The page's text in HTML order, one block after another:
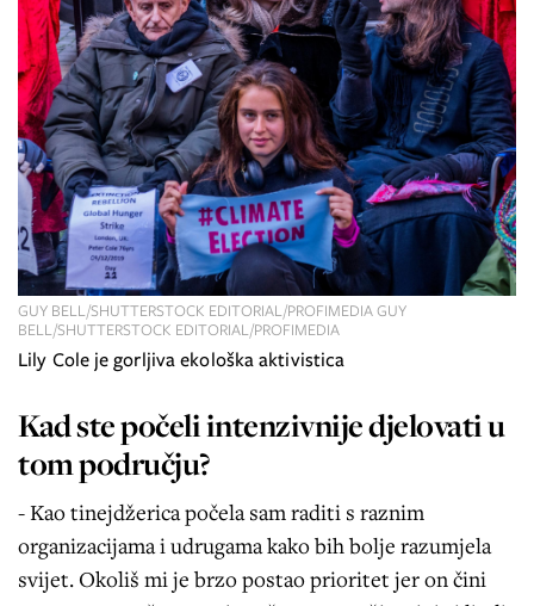
Lily Cole je gorljiva ekološka aktivistica
GUY BELL/SHUTTERSTOCK EDITORIAL/PROFIMEDIA GUY
BELL/SHUTTERSTOCK EDITORIAL/PROFIMEDIA
Kad ste počeli intenzivnije djelovati u
tom području?
- Kao tinejdžerica počela sam raditi s raznim
organizacijama i udrugama kako bih bolje razumjela
svijet. Okoliš mi je brzo postao prioritet jer on čini